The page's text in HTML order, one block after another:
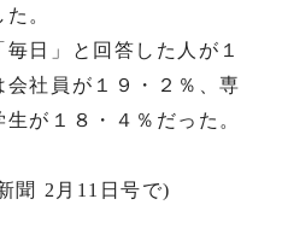
。
日」と回答した人が１
会社員が１９・２％、専
が１８・４％だった。
聞 2月11日号で)